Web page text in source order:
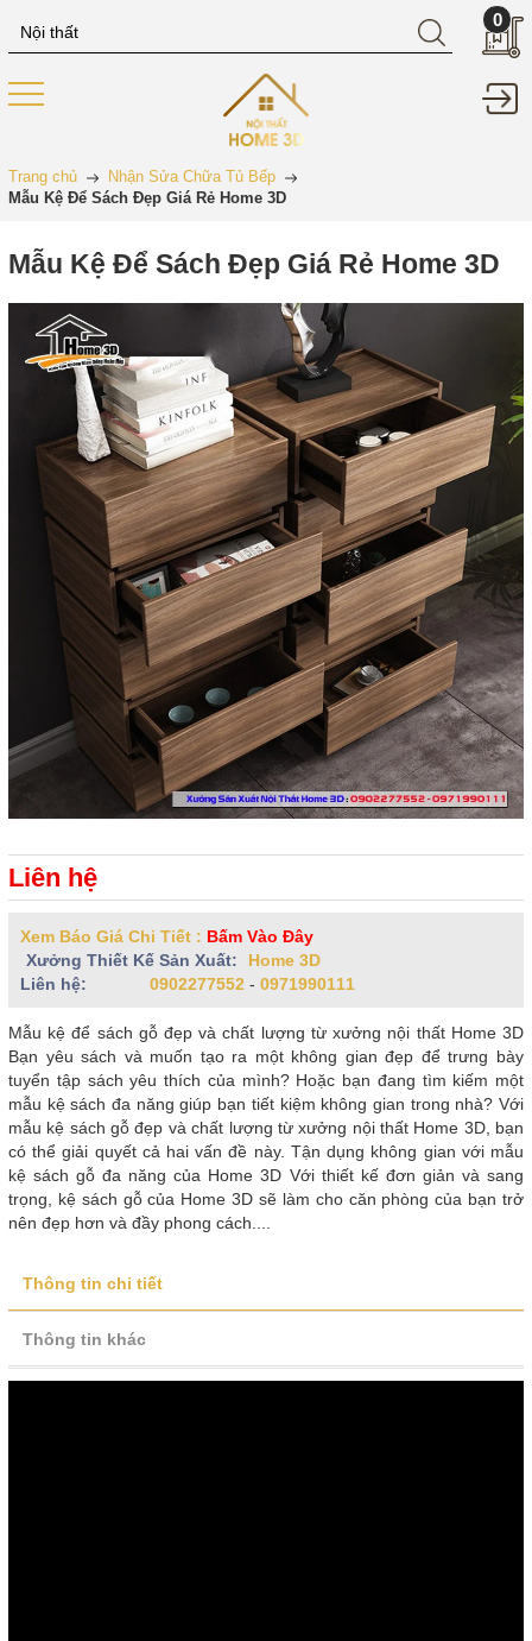
0
Trang chủ
Nhận Sửa Chữa Tủ Bếp
Mẫu Kệ Để Sách Đẹp Giá Rẻ Home 3D
Mẫu Kệ Để Sách Đẹp Giá Rẻ Home 3D
Liên hệ
Xem Báo Giá Chi Tiết : Bấm Vào Đây
Xưởng Thiết Kế Sản Xuất:
Home 3D
Liên hệ:
0902277552 - 0971990111
Mẫu kệ để sách gỗ đẹp và chất lượng từ xưởng nội thất Home 3D
Bạn yêu sách và muốn tạo ra một không gian đẹp để trưng bày
tuyển tập sách yêu thích của mình? Hoặc bạn đang tìm kiếm một
mẫu kệ sách đa năng giúp bạn tiết kiệm không gian trong nhà? Với
mẫu kệ sách gỗ đẹp và chất lượng từ xưởng nội thất Home 3D, bạn
có thể giải quyết cả hai vấn đề này. Tận dụng không gian với mẫu
kệ sách gỗ đa năng của Home 3D Với thiết kế đơn giản và sang
trọng, kệ sách gỗ của Home 3D sẽ làm cho căn phòng của bạn trở
nên đẹp hơn và đầy phong cách....
Thông tin chi tiết
Thông tin khác